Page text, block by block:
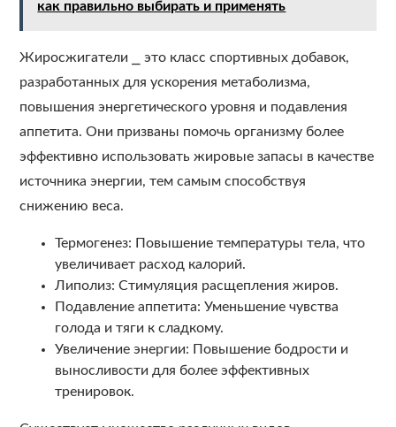
как правильно выбирать и применять
Жиросжигатели ⎯ это класс спортивных добавок,
разработанных для ускорения метаболизма,
повышения энергетического уровня и подавления
аппетита. Они призваны помочь организму более
эффективно использовать жировые запасы в качестве
источника энергии, тем самым способствуя
снижению веса.
Термогенез: Повышение температуры тела, что
увеличивает расход калорий.
Липолиз: Стимуляция расщепления жиров.
Подавление аппетита: Уменьшение чувства
голода и тяги к сладкому.
Увеличение энергии: Повышение бодрости и
выносливости для более эффективных
тренировок.